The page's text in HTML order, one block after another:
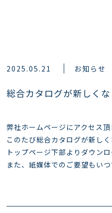
2025.05.21 お知らせ
総合カタログが新しくな
弊社ホームページにアクセス頂
このたび総合カタログが新しく
トップページ下部よりダウン
また、紙媒体でのご要望もい